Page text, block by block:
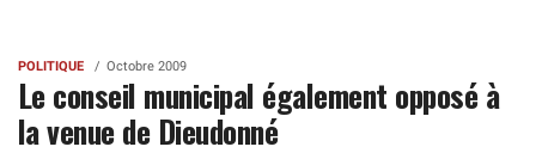
POLITIQUE Octobre 2009
Le conseil municipal également opposé à
la venue de Dieudonné